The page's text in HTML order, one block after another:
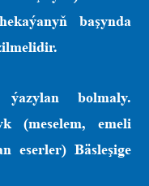
başynda
bolmaly.
(meselem, emeli
eserler) Bäsleşige